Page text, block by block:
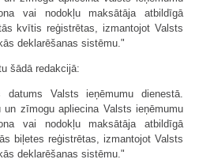
vai nodokļu maksātāja atbildīgā
kvītis reģistrētas, izmantojot Valsts
deklarēšanas sistēmu."
šādā redakcijā:
Valsts ieņēmumu dienestā.
zīmogu apliecina Valsts ieņēmumu
vai nodokļu maksātāja atbildīgā
biļetes reģistrētas, izmantojot Valsts
deklarēšanas sistēmu."